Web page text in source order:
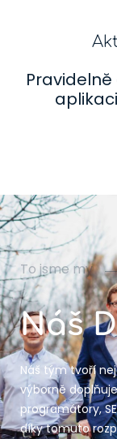
To jsme my
Náš
Náš tým tvoří
výborně
programátory,
díky tomuto